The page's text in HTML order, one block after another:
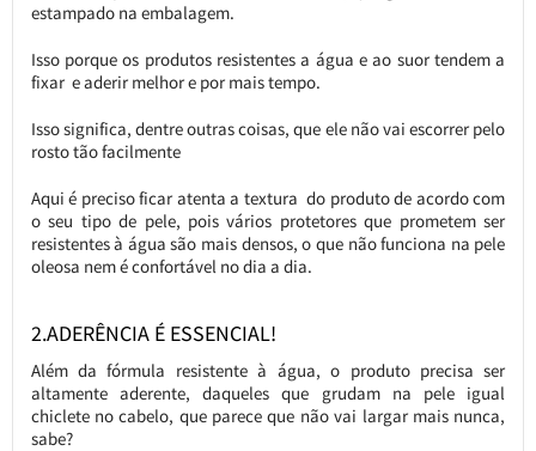
estampado na embalagem.
Isso porque os produtos resistentes a água e ao suor tendem a
fixar e aderir melhor e por mais tempo.
Isso significa, dentre outras coisas, que ele não vai escorrer pelo
rosto tão facilmente
Aqui é preciso ficar atenta a textura do produto de acordo com
o seu tipo de pele, pois vários protetores que prometem ser
resistentes à água são mais densos, o que não funciona na pele
oleosa nem é confortável no dia a dia.
2.ADERÊNCIA É ESSENCIAL!
Além da fórmula resistente à água, o produto precisa ser
altamente aderente, daqueles que grudam na pele igual
chiclete no cabelo, que parece que não vai largar mais nunca,
sabe?